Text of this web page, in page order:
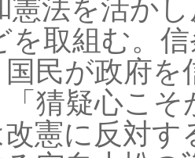
憲法を活か
を取組む。
民が政府
猜疑心こ
憲に反対